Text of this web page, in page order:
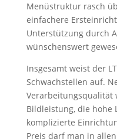
Menüstruktur rasch
einfachere
Unterstützung durch
wünschenswert
Insgesamt weist der
Schwachstellen auf.
Verarbeitungsqualität
Bildleistung, die hohe
komplizierte
Preis darf man in